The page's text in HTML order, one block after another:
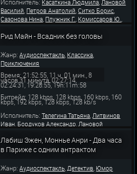
Исполнитель: Касаткина Людмила,Лановой
Василий, Петров Анатолий,Ситко Борис,
Сазонова Нина, Плужник Г., Комиссаров Ю. ,
Рид Майн - Всадник без головы
Жанр:Аудиоспектакль, Классика,
Приключения
Время: 21:52:55, 11 ч. 01 мин., 8
часов 31 минута, 02:27:14,
02:24:31, 19:28:55, 19h:11m:58
Битрейд: 128 kbps, 128 kbps, 160 kbps, 160
kbps, 192 kbps, 128 kbps, 128 kb/s
Исполнитель:Телегина Татьяна,Литвинов
Иван, Бордуков Александр,Лановой
Васильева Татьяна,Блохин Алексей,
Джигарханян Армен,Меньшиков Олег
Виктор,Дик Александр Самодур Семен
Лабиш Эжен, Моннье Анри - Два часа
в Париже с одним антрактом
Жанр:Аудиоспектакль,Детектив, Юмор